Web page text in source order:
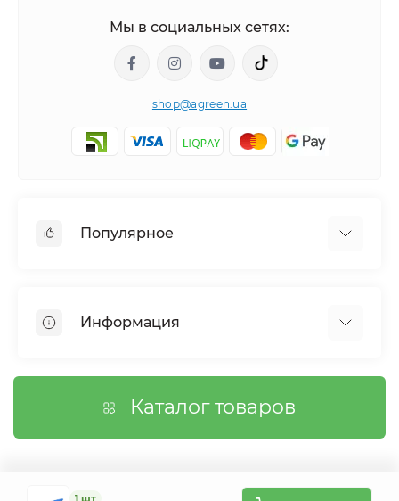
1 шт
Мы в социальных сетях:
shop@agreen.ua
Популярное
Сетка шпалерная
Сетка затеняющая
Информация
Связаться с нами
Каталог товаров